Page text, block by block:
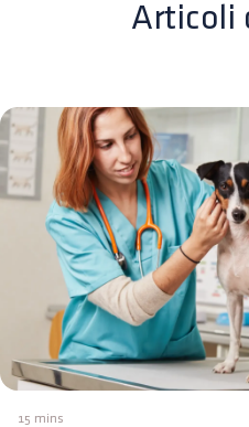
Articoli
15 mins